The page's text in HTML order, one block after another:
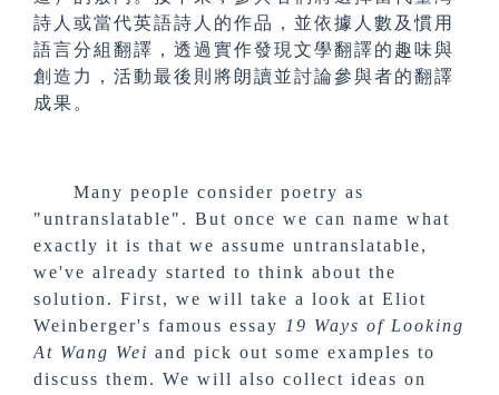
詩人或當代英語詩人的作品，並依據人數及慣用
語言分組翻譯，透過實作發現文學翻譯的趣味與
創造力，活動最後則將朗讀並討論參與者的翻譯
成果。
Many people consider poetry as
"untranslatable". But once we can name what
exactly it is that we assume untranslatable,
we've already started to think about the
solution. First, we will take a look at Eliot
Weinberger's famous essay 19 Ways of Looking
At Wang Wei and pick out some examples to
discuss them. We will also collect ideas on